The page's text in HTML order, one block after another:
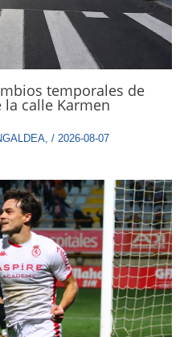
temporales de
calle Karmen
, / 2026-08-07